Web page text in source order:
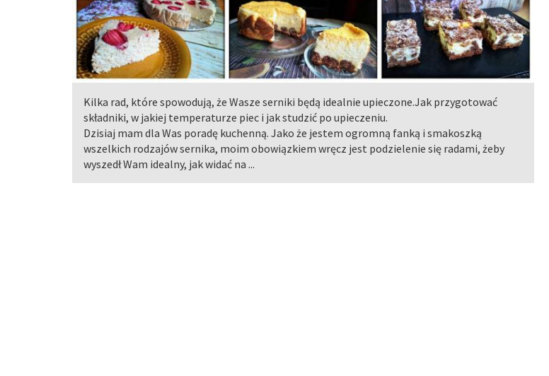
Kilka rad, które spowodują, że Wasze serniki będą idealnie upieczone.Jak przygotować
składniki, w jakiej temperaturze piec i jak studzić po upieczeniu.
Dzisiaj mam dla Was poradę kuchenną. Jako że jestem ogromną fanką i smakoszką
wszelkich rodzajów sernika, moim obowiązkiem wręcz jest podzielenie się radami, żeby
wyszedł Wam idealny, jak widać na ...